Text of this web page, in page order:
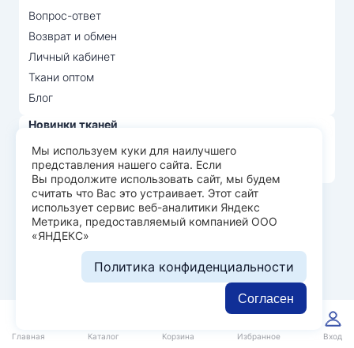
Главная Каталог Корзина Избранное Вход
Вопрос-ответ
Возврат и обмен
Личный кабинет
Ткани оптом
Блог
Новинки тканей
Распродажа тканей
Лидеры продаж
© Арт Текс — продажа тканей оптом, 2026
Пользовательское соглашение
Политика конфиденциальности
Разработка сайта —
Мы используем куки для наилучшего
представления нашего сайта. Если
Вы продолжите использовать сайт, мы будем
считать что Вас это устраивает. Этот сайт
использует сервис веб-аналитики Яндекс
Метрика, предоставляемый компанией ООО
«ЯНДЕКС»
Политика конфиденциальности
Согласен